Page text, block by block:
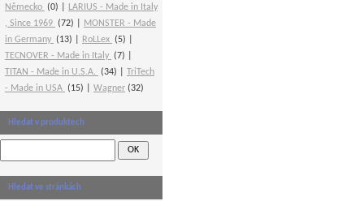
Německo (0)
LARIUS - Made in Italy
, Since 1969 (72)
MONSTER - Made
in Germany (13) RoLLex (5)
TECNOVER - Made in Italy (7)
TITAN - Made in U.S.A.
(34)
TriTech
- Made in USA (15) Wagner (32)
Hledat v produktech
Hledat ve stránkách